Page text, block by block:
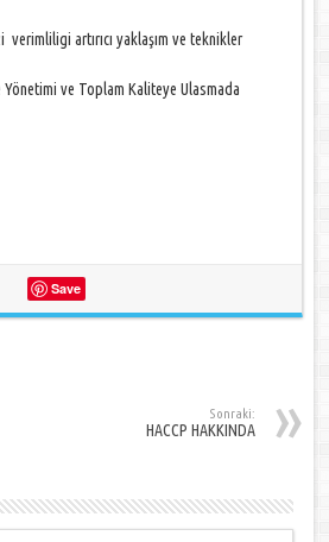
artırıcı yaklaşım ve teknikler
ve Toplam Kaliteye Ulasmada
Save
Sonraki:
HACCP HAKKINDA